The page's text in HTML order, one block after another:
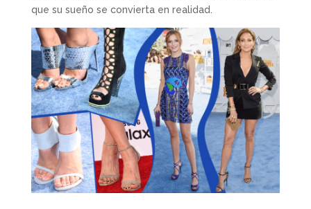
que su sueño se convierta en realidad.